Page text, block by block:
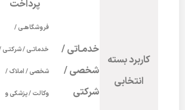
پرداخت
کاربرد بسته
انتخابی
خدمـاتی /
شخصی /
شرکتی
فروشگاهـی /
خدماتـی / شرکتـی
شخصی / املاک /
وکالت / پزشکی و